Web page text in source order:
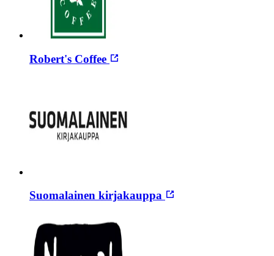
Robert's Coffee
Suomalainen kirjakauppa